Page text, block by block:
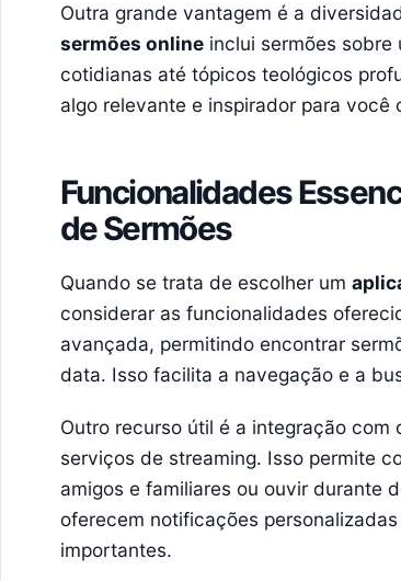
Outra grande vantagem é a
sermões onlineinclui sermões sobre
cotidianas até tópicos teológicos
algo relevante e inspirador para você
Funcionalidades
de Sermões
Quando se trata de escolher um
considerar as funcionalidades
avançada, permitindo encontrar
data. Isso facilita a navegação e a
Outro recurso útil é a integração
serviços de streaming. Isso permite
amigos e familiares ou ouvir durante
oferecem notificações
importantes.